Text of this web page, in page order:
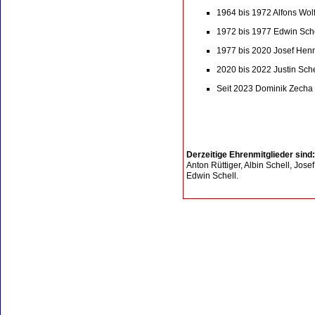
1964 bis 1972 Alfons Wolf
1972 bis 1977 Edwin
1977 bis 2020 Josef
2020 bis 2022 Justin
Seit 2023 Dominik Zecha
Derzeitige Ehrenmitglieder
Anton Rüttiger, Albin Schell,
Edwin Schell.